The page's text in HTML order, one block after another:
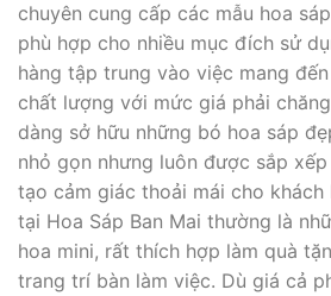
chuyên cung cấp các mẫu hoa
phù hợp cho nhiều mục đích sử
hàng tập trung vào việc mang
chất lượng với mức giá phải
dàng sở hữu những bó hoa sáp
nhỏ gọn nhưng luôn được sắp
tạo cảm giác thoải mái cho khách
tại Hoa Sáp Ban Mai thường là
hoa mini, rất thích hợp làm quà
trang trí bàn làm việc. Dù giá cả